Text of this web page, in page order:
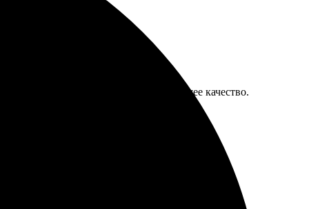
в Белогорск. Быстрая печать и хорошее качество.